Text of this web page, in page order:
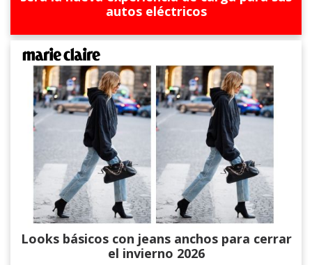
autos eléctricos
Looks básicos con jeans anchos para cerrar
el invierno 2026